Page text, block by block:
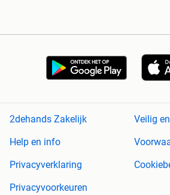
2dehands Zakelijk
Veilig
Help en info
Privacyverklaring
Privacyvoorkeuren